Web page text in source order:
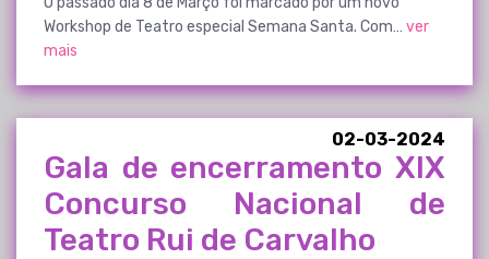
Workshop de Teatro especial Semana Santa. Com… ver
mais
02-03-2024
Gala de encerramento XIX
Concurso Nacional de
Teatro Rui de Carvalho